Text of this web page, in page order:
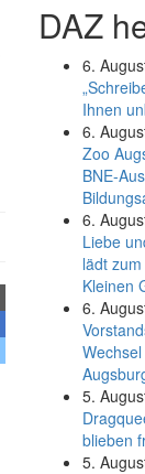
DAZ
6.
Ihnen
6.
Zoo
BNE-
6.
Liebe
lädt
Kleinen
6.
5.
blieben
5.